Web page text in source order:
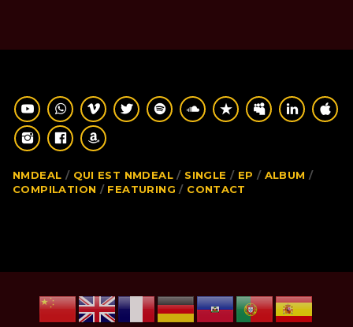
NMDEAL QUI EST NMDEAL SINGLE EP
ALBUM
COMPILATION
FEATURING CONTACT